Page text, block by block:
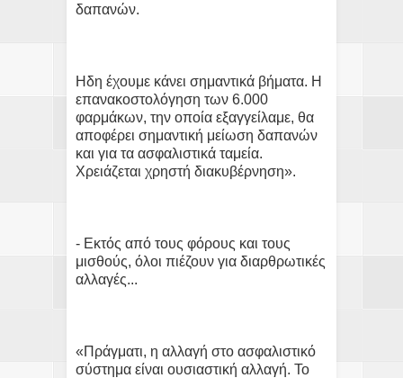
δαπανών.
Ηδη έχουμε κάνει σημαντικά βήματα. Η
επανακοστολόγηση των 6.000
φαρμάκων, την οποία εξαγγείλαμε, θα
αποφέρει σημαντική μείωση δαπανών
και για τα ασφαλιστικά ταμεία.
Χρειάζεται χρηστή διακυβέρνηση».
- Εκτός από τους φόρους και τους
μισθούς, όλοι πιέζουν για διαρθρωτικές
αλλαγές...
«Πράγματι, η αλλαγή στο ασφαλιστικό
σύστημα είναι ουσιαστική αλλαγή. Το